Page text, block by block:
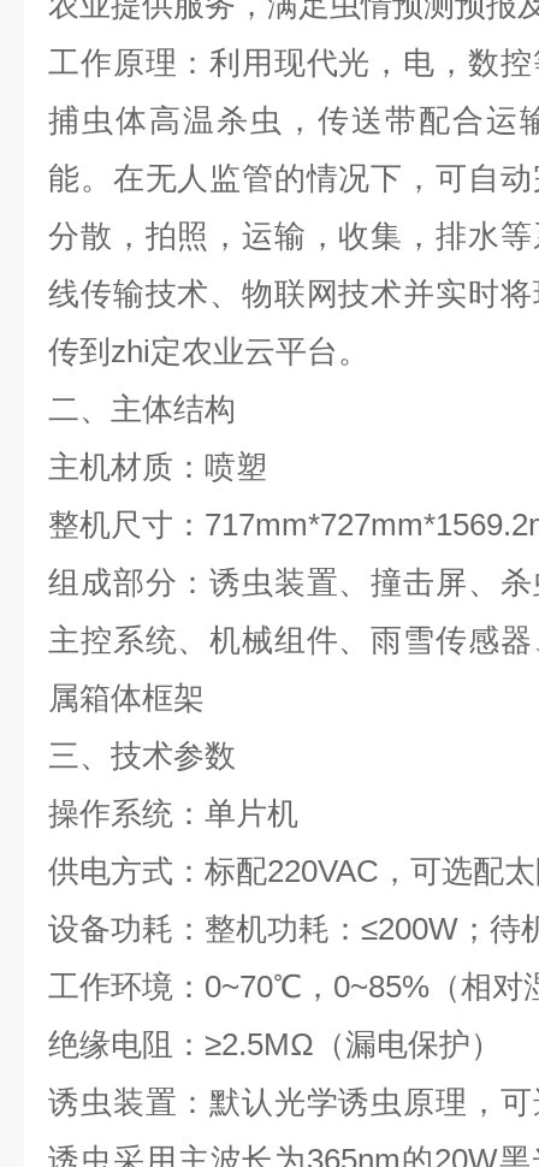
工作原理：利用现代光，电，数
捕虫体高温杀虫，传送带配合运
能。在无人监管的情况下，可自
分散，拍照，运输，收集，排水
线传输技术、物联网技术并实时
传到zhi定农业云平台。
二、主体结构
主机材质：喷塑
整机尺寸：
组成部分：诱虫装置、撞击屏、
主控系统、机械组件、雨雪传感
属箱体框架
三、技术参数
操作系统：单片机
供电方式：标配220VAC，可选配
设备功耗：整机功耗：≤200W；待
工作环境：0~70℃，0~85%（相对
绝缘电阻：≥2.5MΩ（漏电保护）
诱虫装置：默认光学诱虫原理，
诱虫采用主波长为365nm的20W